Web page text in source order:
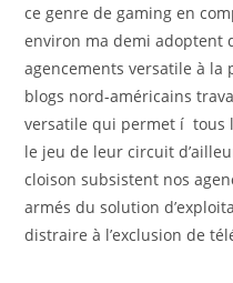
ce genre de gaming en
environ ma demi adoptent
agencements versatile à la
blogs nord-américains
versatile qui permet í tous
le jeu de leur circuit
cloison subsistent nos
armés du solution
distraire à l’exclusion de